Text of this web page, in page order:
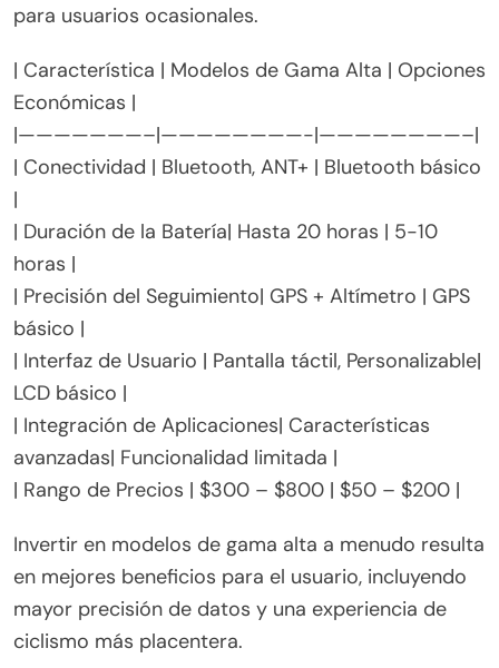
comparación con las opciones económicas. Los
suelen incluir conectividad mejorada, mayor
duración de la batería y capacidades de
seguimiento más precisas. Las opciones
económicas generalmente proporcionan
funcionalidad básica, que puede ser suficiente
para usuarios ocasionales.
| Característica | Modelos de Gama Alta | Opciones
Económicas |
|———————–|————————-|————————–|
| Conectividad | Bluetooth, ANT+ | Bluetooth básico
|
| Duración de la Batería| Hasta 20 horas | 5-10
horas |
básico |
| Interfaz de Usuario | Pantalla táctil, Personalizable|
LCD básico |
| Integración de Aplicaciones| Características